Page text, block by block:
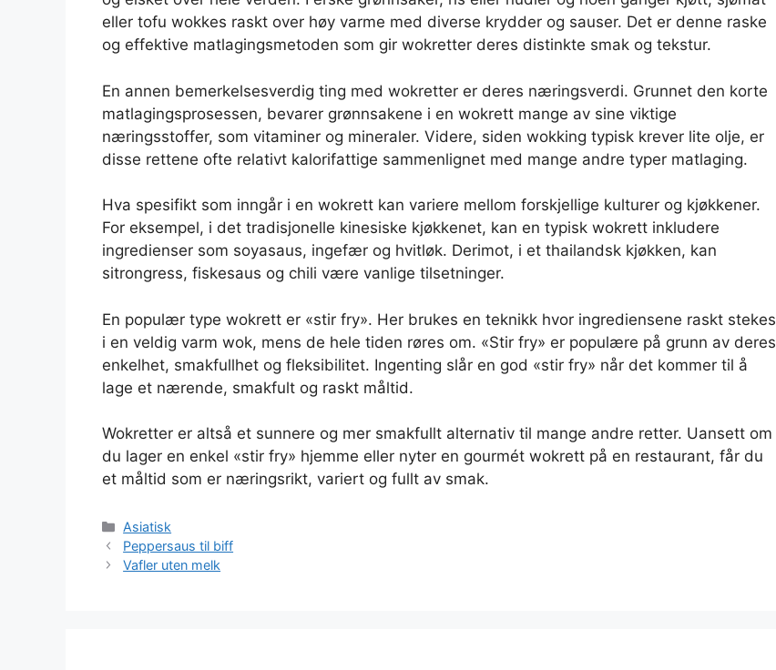
eller tofu wokkes raskt over høy varme med diverse krydder og sauser. Det er denne raske
og effektive matlagingsmetoden som gir wokretter deres distinkte smak og tekstur.
En annen bemerkelsesverdig ting med wokretter er deres næringsverdi. Grunnet den korte
matlagingsprosessen, bevarer grønnsakene i en wokrett mange av sine viktige
næringsstoffer, som vitaminer og mineraler. Videre, siden wokking typisk krever lite olje, er
disse rettene ofte relativt kalorifattige sammenlignet med mange andre typer matlaging.
Hva spesifikt som inngår i en wokrett kan variere mellom forskjellige kulturer og kjøkkener.
For eksempel, i det tradisjonelle kinesiske kjøkkenet, kan en typisk wokrett inkludere
ingredienser som soyasaus, ingefær og hvitløk. Derimot, i et thailandsk kjøkken, kan
sitrongress, fiskesaus og chili være vanlige tilsetninger.
En populær type wokrett er «stir fry». Her brukes en teknikk hvor ingrediensene raskt stekes
i en veldig varm wok, mens de hele tiden røres om. «Stir fry» er populære på grunn av deres
enkelhet, smakfullhet og fleksibilitet. Ingenting slår en god «stir fry» når det kommer til å
lage et nærende, smakfult og raskt måltid.
Wokretter er altså et sunnere og mer smakfullt alternativ til mange andre retter. Uansett om
du lager en enkel «stir fry» hjemme eller nyter en gourmét wokrett på en restaurant, får du
et måltid som er næringsrikt, variert og fullt av smak.
Kategorier
Asiatisk
Peppersaus til biff
Vafler uten melk